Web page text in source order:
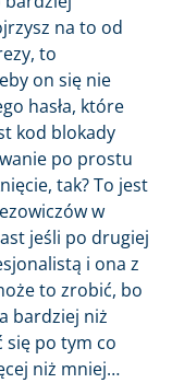
na to od
to
on się nie
hasła, które
kod blokady
po prostu
tak? To jest
w
jeśli po drugiej
i ona z
to zrobić, bo
bardziej niż
się po tym co
niż mniej…